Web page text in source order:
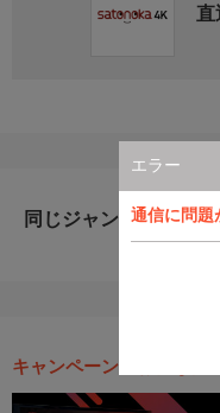
エラー
通信に問題
直
同じジャンルのおすす
キャンペーン・お得な情報